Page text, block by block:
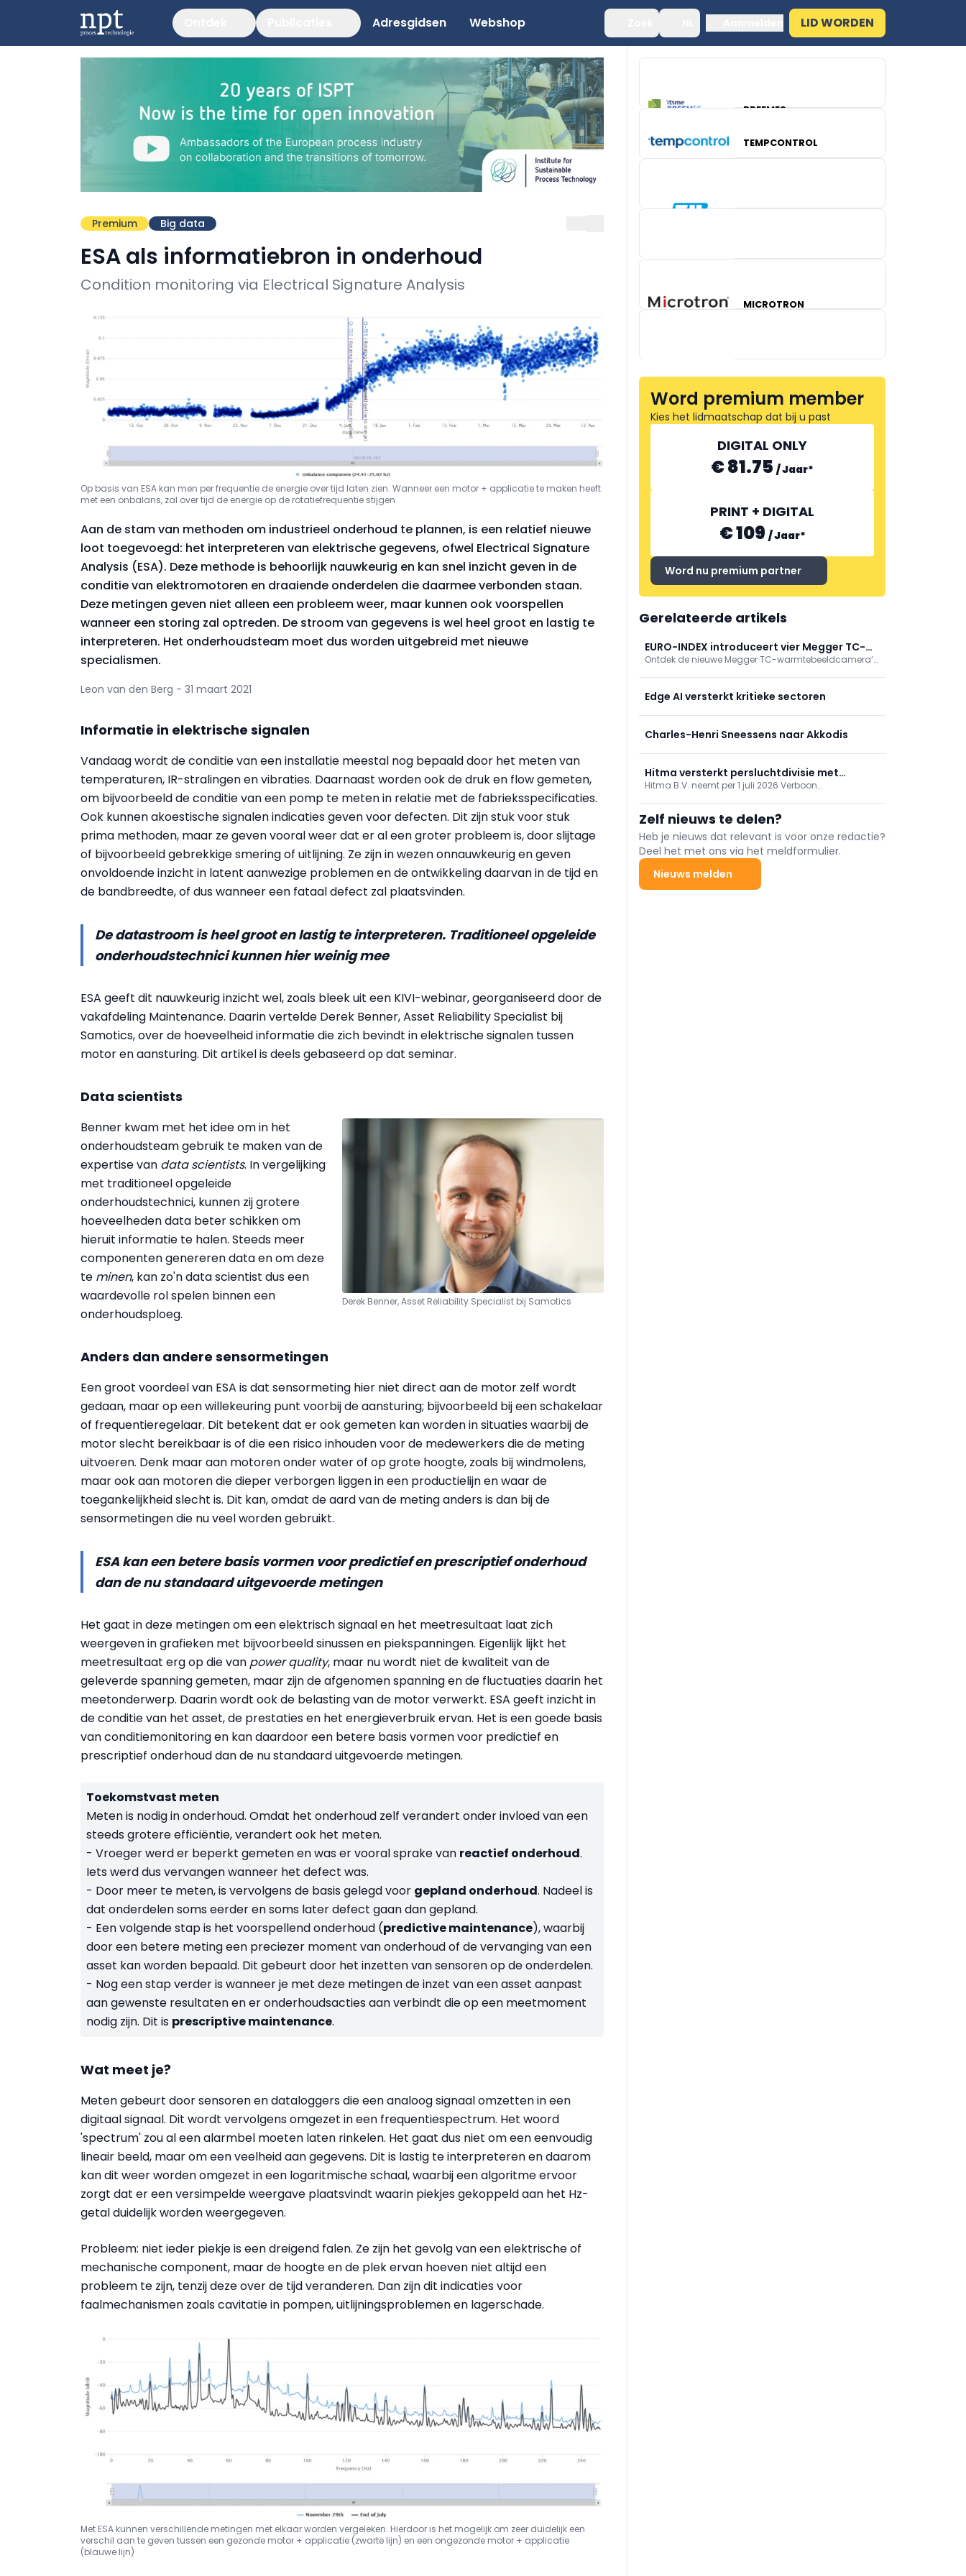
Adresgidsen Webshop LID WORDEN
Premium Big data
ESA als informatiebron in onderhoud
Condition monitoring via Electrical Signature Analysis
Op basis van ESA kan men per frequentie de energie over tijd laten zien. Wanneer een motor + applicatie te maken heeft
met een onbalans, zal over tijd de energie op de rotatiefrequentie stijgen
Aan de stam van methoden om industrieel onderhoud te plannen, is een relatief nieuwe
loot toegevoegd: het interpreteren van elektrische gegevens, ofwel Electrical Signature
Analysis (ESA). Deze methode is behoorlijk nauwkeurig en kan snel inzicht geven in de
conditie van elektromotoren en draaiende onderdelen die daarmee verbonden staan.
Deze metingen geven niet alleen een probleem weer, maar kunnen ook voorspellen
wanneer een storing zal optreden. De stroom van gegevens is wel heel groot en lastig te
interpreteren. Het onderhoudsteam moet dus worden uitgebreid met nieuwe
specialismen.
Leon van den Berg - 31 maart 2021
Informatie in elektrische signalen
Vandaag wordt de conditie van een installatie meestal nog bepaald door het meten van
temperaturen, IR-stralingen en vibraties. Daarnaast worden ook de druk en flow gemeten,
om bijvoorbeeld de conditie van een pomp te meten in relatie met de fabrieksspecificaties.
Ook kunnen akoestische signalen indicaties geven voor defecten. Dit zijn stuk voor stuk
prima methoden, maar ze geven vooral weer dat er al een groter probleem is, door slijtage
of bijvoorbeeld gebrekkige smering of uitlijning. Ze zijn in wezen onnauwkeurig en geven
onvoldoende inzicht in latent aanwezige problemen en de ontwikkeling daarvan in de tijd en
de bandbreedte, of dus wanneer een fataal defect zal plaatsvinden.
De datastroom is heel groot en lastig te interpreteren. Traditioneel opgeleide
onderhoudstechnici kunnen hier weinig mee
ESA geeft dit nauwkeurig inzicht wel, zoals bleek uit een KIVI-webinar, georganiseerd door de
vakafdeling Maintenance. Daarin vertelde Derek Benner, Asset Reliability Specialist bij
Samotics, over de hoeveelheid informatie die zich bevindt in elektrische signalen tussen
motor en aansturing. Dit artikel is deels gebaseerd op dat seminar.
Data scientists
Derek Benner, Asset Reliability Specialist bij Samotics
Benner kwam met het idee om in het
onderhoudsteam gebruik te maken van de
expertise van data scientists. In vergelijking
met traditioneel opgeleide
onderhoudstechnici, kunnen zij grotere
hoeveelheden data beter schikken om
hieruit informatie te halen. Steeds meer
componenten genereren data en om deze
te minen, kan zo'n data scientist dus een
waardevolle rol spelen binnen een
onderhoudsploeg.
Anders dan andere sensormetingen
Een groot voordeel van ESA is dat sensormeting hier niet direct aan de motor zelf wordt
gedaan, maar op een willekeuring punt voorbij de aansturing; bijvoorbeeld bij een schakelaar
of frequentieregelaar. Dit betekent dat er ook gemeten kan worden in situaties waarbij de
motor slecht bereikbaar is of die een risico inhouden voor de medewerkers die de meting
uitvoeren. Denk maar aan motoren onder water of op grote hoogte, zoals bij windmolens,
maar ook aan motoren die dieper verborgen liggen in een productielijn en waar de
toegankelijkheid slecht is. Dit kan, omdat de aard van de meting anders is dan bij de
sensormetingen die nu veel worden gebruikt.
ESA kan een betere basis vormen voor predictief en prescriptief onderhoud
dan de nu standaard uitgevoerde metingen
Het gaat in deze metingen om een elektrisch signaal en het meetresultaat laat zich
weergeven in grafieken met bijvoorbeeld sinussen en piekspanningen. Eigenlijk lijkt het
meetresultaat erg op die van power quality, maar nu wordt niet de kwaliteit van de
geleverde spanning gemeten, maar zijn de afgenomen spanning en de fluctuaties daarin het
meetonderwerp. Daarin wordt ook de belasting van de motor verwerkt. ESA geeft inzicht in
de conditie van het asset, de prestaties en het energieverbruik ervan. Het is een goede basis
van conditiemonitoring en kan daardoor een betere basis vormen voor predictief en
prescriptief onderhoud dan de nu standaard uitgevoerde metingen.
Toekomstvast meten
Meten is nodig in onderhoud. Omdat het onderhoud zelf verandert onder invloed van een
steeds grotere efficiëntie, verandert ook het meten.
- Vroeger werd er beperkt gemeten en was er vooral sprake van reactief onderhoud.
Iets werd dus vervangen wanneer het defect was.
- Door meer te meten, is vervolgens de basis gelegd voor gepland onderhoud. Nadeel is
dat onderdelen soms eerder en soms later defect gaan dan gepland.
- Een volgende stap is het voorspellend onderhoud (predictive maintenance), waarbij
door een betere meting een preciezer moment van onderhoud of de vervanging van een
asset kan worden bepaald. Dit gebeurt door het inzetten van sensoren op de onderdelen.
- Nog een stap verder is wanneer je met deze metingen de inzet van een asset aanpast
aan gewenste resultaten en er onderhoudsacties aan verbindt die op een meetmoment
nodig zijn. Dit is prescriptive maintenance.
Wat meet je?
Meten gebeurt door sensoren en dataloggers die een analoog signaal omzetten in een
digitaal signaal. Dit wordt vervolgens omgezet in een frequentiespectrum. Het woord
'spectrum' zou al een alarmbel moeten laten rinkelen. Het gaat dus niet om een eenvoudig
lineair beeld, maar om een veelheid aan gegevens. Dit is lastig te interpreteren en daarom
kan dit weer worden omgezet in een logaritmische schaal, waarbij een algoritme ervoor
zorgt dat er een versimpelde weergave plaatsvindt waarin piekjes gekoppeld aan het Hz-
getal duidelijk worden weergegeven.
Probleem: niet ieder piekje is een dreigend falen. Ze zijn het gevolg van een elektrische of
mechanische component, maar de hoogte en de plek ervan hoeven niet altijd een
probleem te zijn, tenzij deze over de tijd veranderen. Dan zijn dit indicaties voor
faalmechanismen zoals cavitatie in pompen, uitlijningsproblemen en lagerschade.
Met ESA kunnen verschillende metingen met elkaar worden vergeleken. Hierdoor is het mogelijk om zeer duidelijk een
verschil aan te geven tussen een gezonde motor + applicatie (zwarte lijn) en een ongezonde motor + applicatie
(blauwe lijn)
BREEMES
TEMPCONTROL
MICROTRON
MAINNOVATION
Word premium member
Kies het lidmaatschap dat bij u past
DIGITAL ONLY
€ 81.75 /Jaar*
PRINT + DIGITAL
€ 109 /Jaar*
Word nu premium partner
Gerelateerde artikels
EURO-INDEX introduceert vier Megger TC-
warmtebeeldcamera’s
Ontdek de nieuwe Megger TC-warmtebeeldcamera’s
met scherpe beelden, nauwkeurige
temperatuurmetingen en gratis rapportagesoftware.
Edge AI versterkt kritieke sectoren
Charles-Henri Sneessens naar Akkodis
Hitma versterkt persluchtdivisie met
overname Verboon Compressoren
Hitma B.V. neemt per 1 juli 2026 Verboon
Nootdorp onder eigen naam opereren met hetzelfde
team; oprichter Huib Verboon blijft betrokken. Klanten
merken weinig verandering.
Zelf nieuws te delen?
Heb je nieuws dat relevant is voor onze redactie?
Deel het met ons via het meldformulier.
Nieuws melden